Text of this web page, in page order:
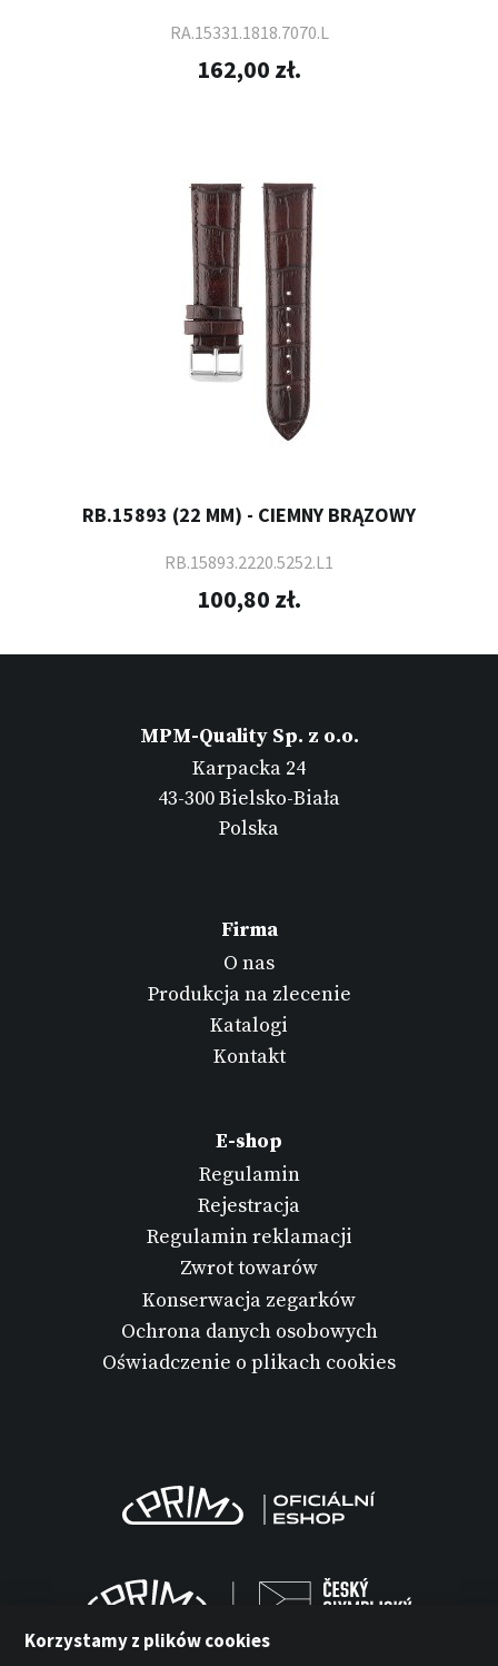
RA.15331.1818.7070.L
162,00 zł.
RB.15893 (22 MM) - CIEMNY BRĄZOWY
RB.15893.2220.5252.L1
100,80 zł.
MPM-Quality Sp. z o.o.
Karpacka 24
43-300 Bielsko-Biała
Polska
Firma
O nas
Produkcja na zlecenie
Katalogi
Kontakt
E-shop
Regulamin
Rejestracja
Regulamin reklamacji
Zwrot towarów
Konserwacja zegarków
Ochrona danych osobowych
Oświadczenie o plikach cookies
Korzystamy z plików cookies